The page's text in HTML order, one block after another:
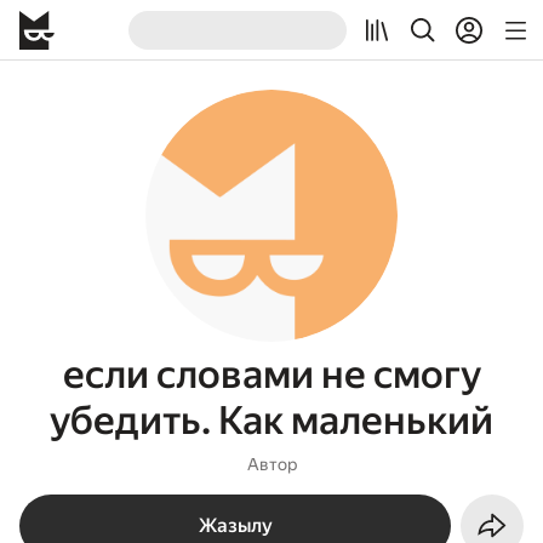
если словами не смогу
убедить. Как маленький
Автор
Жазылу